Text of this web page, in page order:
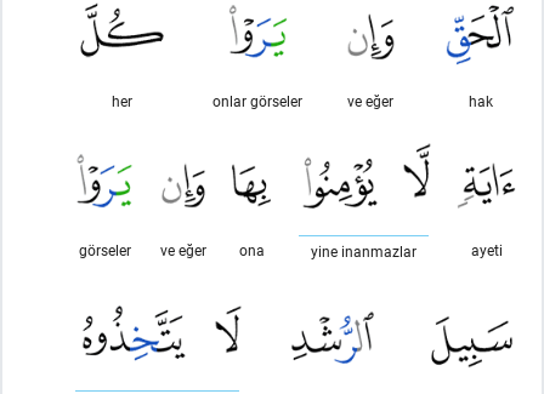
hak
ve eğer
onlar görseler
her
ayeti
yine inanmazlar
ona
ve eğer
görseler